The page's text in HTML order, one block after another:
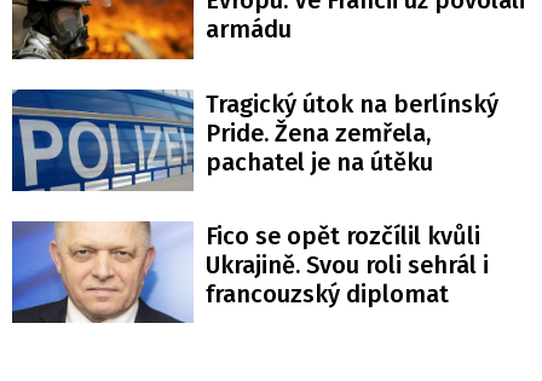
armádu
Tragický útok na berlínský
Pride. Žena zemřela,
pachatel je na útěku
Fico se opět rozčílil kvůli
Ukrajině. Svou roli sehrál i
francouzský diplomat